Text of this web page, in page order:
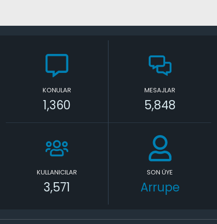
KONULAR
1,360
MESAJLAR
5,848
KULLANICILAR
3,571
SON ÜYE
Arrupe